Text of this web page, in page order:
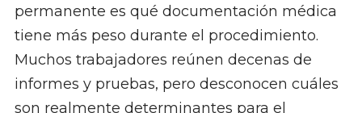
permanente es qué documentación médica
tiene más peso durante el procedimiento.
Muchos trabajadores reúnen decenas de
informes y pruebas, pero desconocen cuáles
son realmente determinantes para el